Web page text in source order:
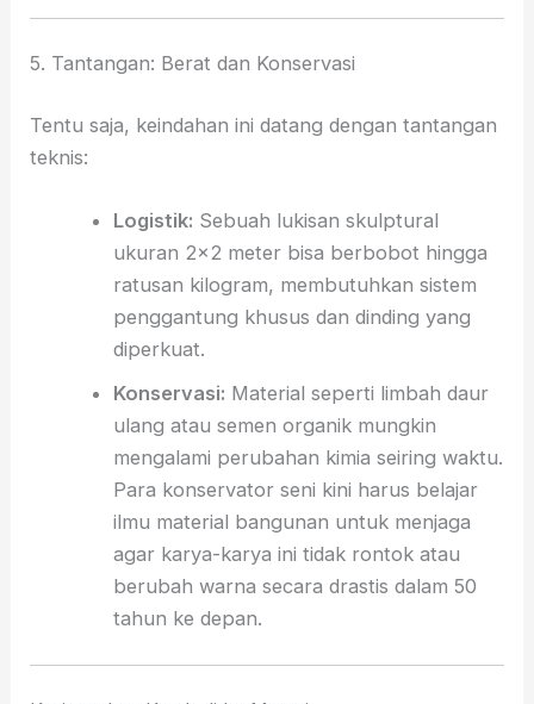
5. Tantangan: Berat dan Konservasi
Tentu saja, keindahan ini datang dengan tantangan
teknis:
Logistik: Sebuah lukisan skulptural
ukuran 2×2 meter bisa berbobot hingga
ratusan kilogram, membutuhkan sistem
penggantung khusus dan dinding yang
diperkuat.
Konservasi: Material seperti limbah daur
ulang atau semen organik mungkin
mengalami perubahan kimia seiring waktu.
Para konservator seni kini harus belajar
ilmu material bangunan untuk menjaga
agar karya-karya ini tidak rontok atau
berubah warna secara drastis dalam 50
tahun ke depan.